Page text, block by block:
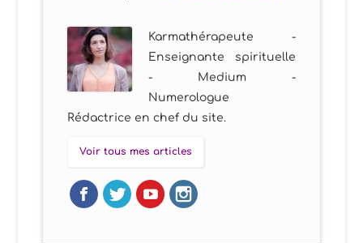
Karmathérapeute -
Enseignante spirituelle
- Medium -
Numerologue
Rédactrice en chef du site.
Voir tous mes articles